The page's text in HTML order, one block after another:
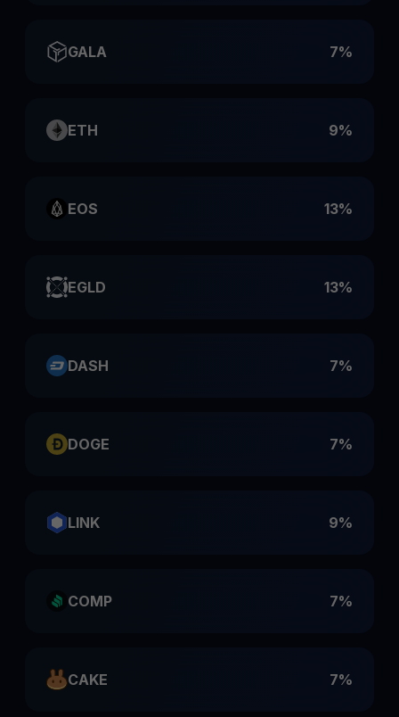
GALA 7%
ETH 9%
EOS 13%
EGLD 13%
DASH 7%
DOGE 7%
LINK 9%
COMP 7%
CAKE 7%